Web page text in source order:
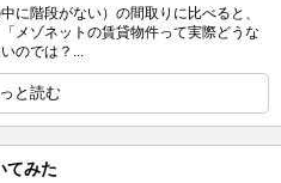
に階段がない）の間取りに比べると、
メゾネットの賃貸物件って実際どうな
のでは？...
と読む
てみた